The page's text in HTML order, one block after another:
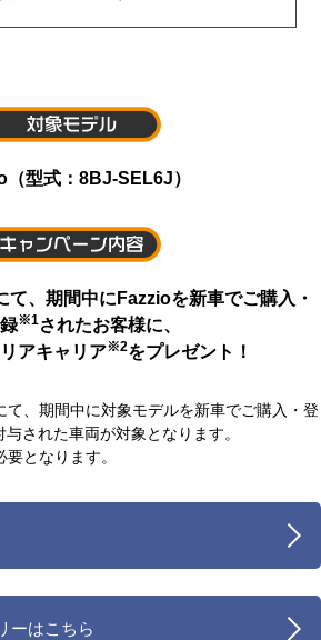
（型式：8BJ-SEL6J）
て、期間中にFazzioを新車でご購入・
※1されたお客様に、
アキャリア※2をプレゼント！
、期間中に対象モデルを新車でご購入・登
された車両が対象となります。
となります。
ーはこちら